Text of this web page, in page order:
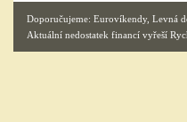
Doporučujeme: Eurovíkendy, Levná
Aktuální nedostatek financí vyřeší